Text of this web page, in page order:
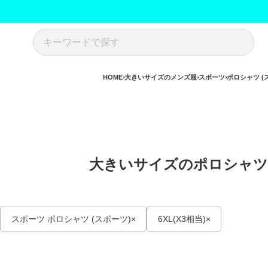
HOME 大きいサイズのメンズ服 スポーツ ポロシャツ (
大きいサイズのポロシャ
スポーツ ポロシャツ (スポーツ) 6XL(X3相当)